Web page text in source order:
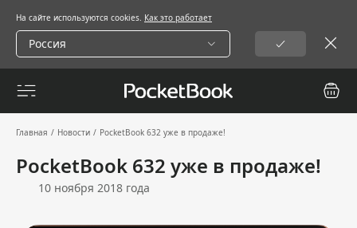
На сайте используются cookies. Как это работает
Россия
Главная / Новости / PocketBook 632 уже в продаже!
PocketBook 632 уже в продаже!
10 ноября 2018 года